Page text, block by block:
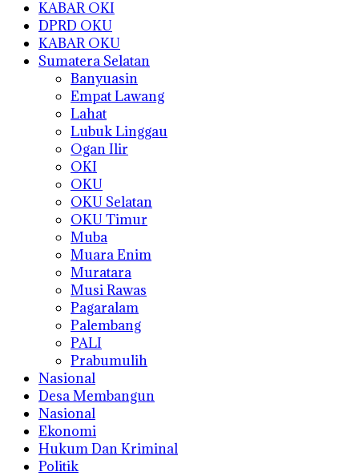
KABAR OKI
DPRD OKU
KABAR OKU
Sumatera Selatan
Banyuasin
Empat Lawang
Lahat
Lubuk Linggau
Ogan Ilir
OKI
OKU
OKU Selatan
OKU Timur
Muba
Muara Enim
Muratara
Musi Rawas
Pagaralam
Palembang
PALI
Prabumulih
Nasional
Desa Membangun
Nasional
Ekonomi
Hukum Dan Kriminal
Politik